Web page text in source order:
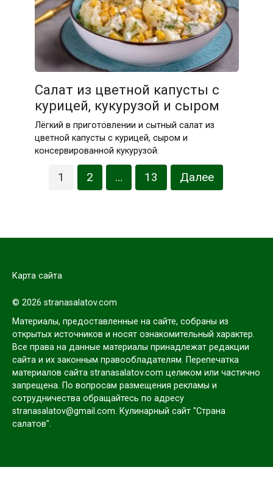
Салат из цветной капусты с
курицей, кукурузой и сыром
Лёгкий в приготовлении и сытный салат из
цветной капусты с курицей, сыром и
консервированной кукурузой.
1 2 … 13 Далее
Карта сайта
© 2026 stranasalatov.com
Материалы, предоставленные на сайте, собраны из
открытых источников и носят ознакомительный характер.
Все права на данные материалы принадлежат редакции
сайта и их законным правообладателям. Перепечатка
материалов сайта stranasalatov.com целиком или частично
запрещена. По вопросам размещения рекламы и
сотрудничества обращайтесь по адресу
stranasalatov@gmail.com. Кулинарный сайт "Страна
салатов".